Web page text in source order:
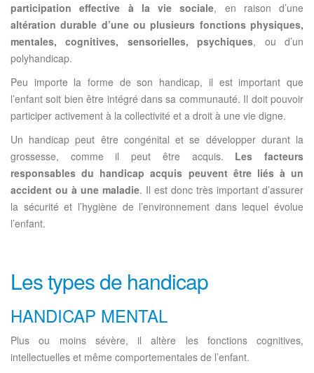
participation effective à la vie sociale, en raison d’une
altération durable d’une ou plusieurs fonctions physiques,
mentales, cognitives, sensorielles, psychiques, ou d’un
polyhandicap.
Peu importe la forme de son handicap, il est important que
l’enfant soit bien être intégré dans sa communauté. Il doit pouvoir
participer activement à la collectivité et a droit à une vie digne.
Un handicap peut être congénital et se développer durant la
grossesse, comme il peut être acquis. Les facteurs
responsables du handicap acquis peuvent être liés à un
accident ou à une maladie. Il est donc très important d’assurer
la sécurité et l’hygiène de l’environnement dans lequel évolue
l’enfant.
Les types de handicap
HANDICAP MENTAL
Plus ou moins sévère, il altère les fonctions cognitives,
intellectuelles et même comportementales de l’enfant.